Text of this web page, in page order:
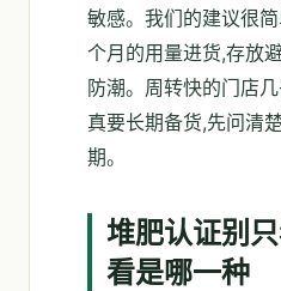
敏感。我们的建议很
个月的用量进货,存放
防潮。周转快的门店几
真要长期备货,先问清
期。
堆肥认证别
看是哪一种